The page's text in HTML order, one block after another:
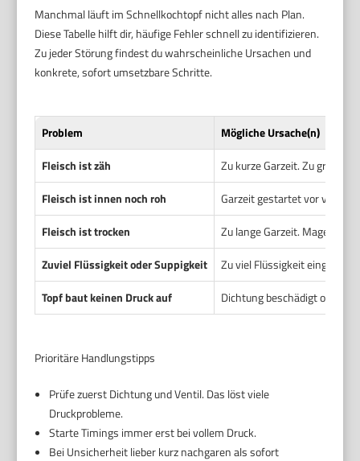
Manchmal läuft im Schnellkochtopf nicht alles nach Plan.
Diese Tabelle hilft dir, häufige Fehler schnell zu identifizieren.
Zu jeder Störung findest du wahrscheinliche Ursachen und
konkrete, sofort umsetzbare Schritte.
Problem
Mögliche Ursache(n)
Fleisch ist zäh
Zu kurze Garzeit. Zu große
Fleisch ist innen noch roh
Garzeit gestartet vor vollem
Fleisch ist trocken
Zu lange Garzeit. Mageres
Zuviel Flüssigkeit oder Suppigkeit
Zu viel Flüssigkeit
Topf baut keinen Druck auf
Dichtung beschädigt oder
Prioritäre Handlungstipps
Prüfe zuerst Dichtung und Ventil. Das löst viele
Druckprobleme.
Starte Timings immer erst bei vollem Druck.
Bei Unsicherheit lieber kurz nachgaren als sofort